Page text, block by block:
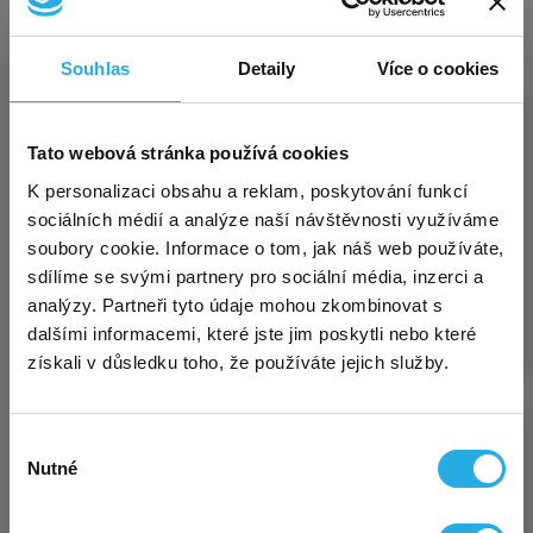
Souhlas Detaily Více o cookies
Tato webová stránka používá cookies
K personalizaci obsahu a reklam, poskytování funkcí
sociálních médií a analýze naší návštěvnosti využíváme
soubory cookie. Informace o tom, jak náš web používáte,
sdílíme se svými partnery pro sociální média, inzerci a
analýzy. Partneři tyto údaje mohou zkombinovat s
dalšími informacemi, které jste jim poskytli nebo které
získali v důsledku toho, že používáte jejich služby.
souhlasu
Nutné
volné živnosti
Exkluzivní akce pro nové
zákazníky – virtuální sídlo za
polovinu!
Sháníte solidní a přitom levné virtuální sídlo
OSVČ, firmu či spolek? Využijte mimořádnou akci a
sjednejte si u nás sídlona adrese Kurzova, Praha
, tak i na
STANDARD a PREMIUM. Výběr varianty je